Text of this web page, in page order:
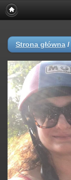
Strona główna /